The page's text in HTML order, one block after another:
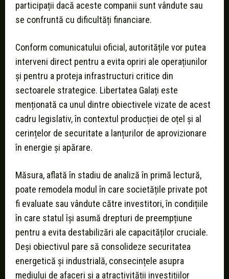
participații dacă aceste companii sunt vândute sau
se confruntă cu dificultăți financiare.
Conform comunicatului oficial, autoritățile vor putea
interveni direct pentru a evita opriri ale operațiunilor
și pentru a proteja infrastructuri critice din
sectoarele strategice. Libertatea Galați este
menționată ca unul dintre obiectivele vizate de acest
cadru legislativ, în contextul producției de oțel și al
cerințelor de securitate a lanțurilor de aprovizionare
în energie și apărare.
Măsura, aflată în stadiu de analiză în primă lectură,
poate remodela modul în care societățile private pot
fi evaluate sau vândute către investitori, în condițiile
în care statul își asumă drepturi de preempțiune
pentru a evita destabilizări ale capacităților cruciale.
Deși obiectivul pare să consolideze securitatea
energetică și industrială, consecințele asupra
mediului de afaceri și a atractivității investițiilor